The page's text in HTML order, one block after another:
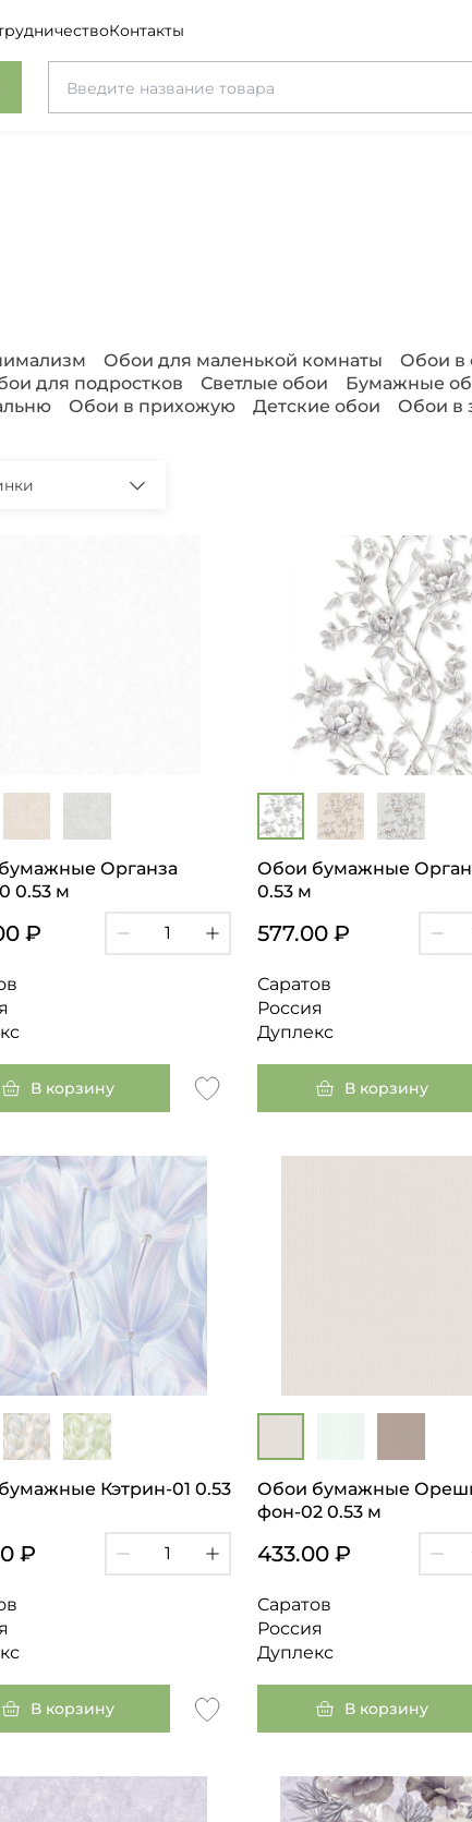
Контакты
Обои для маленькой комнаты Обои в
для подростков Светлые обои Бумажные
Обои в прихожую Детские обои Обои в
Органза
0.53 м
₽
В корзину
Обои бумажные
0.53 м
577.00 ₽
Саратов
Россия
Дуплекс
В корзину
Кэтрин-01 0.53
₽
В корзину
Обои бумажные
фон-02 0.53 м
433.00 ₽
Саратов
Россия
Дуплекс
В корзину